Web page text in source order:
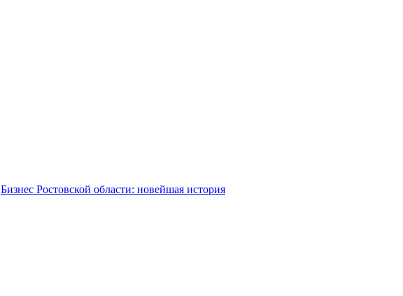
Бизнес Ростовской области: новейшая история